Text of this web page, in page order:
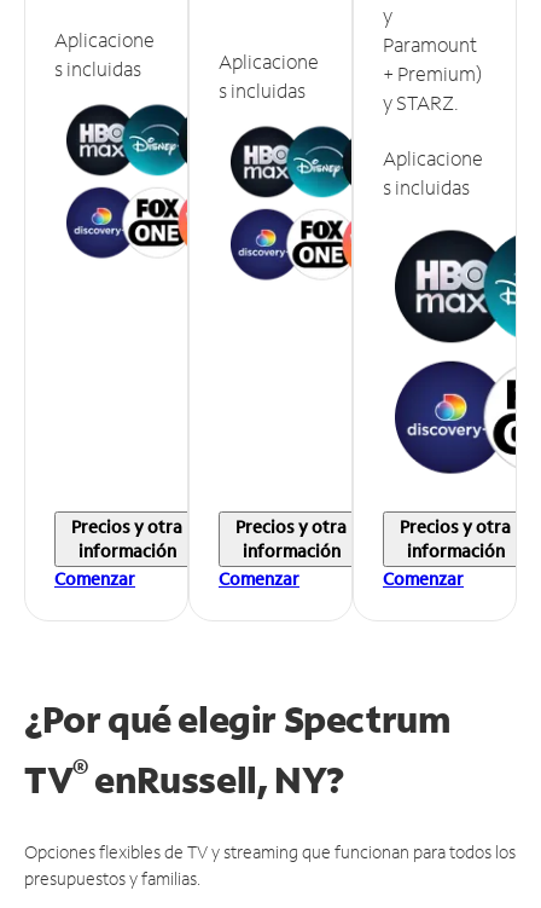
Aplicacione
s incluidas
Precios y otra
información
Comenzar
Aplicacione
s incluidas
Precios y otra
información
Comenzar
y
Paramount
+ Premium)
y STARZ.
Aplicacione
s incluidas
Precios y otra
información
Comenzar
¿Por qué elegir Spectrum
TV®enRussell, NY?
Opciones flexibles de TV y streaming que funcionan para todos los
presupuestos y familias.